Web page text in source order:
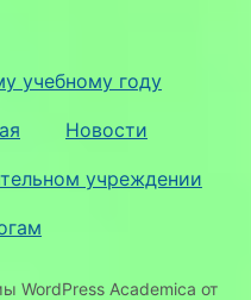
учебному году
Новости
учреждении
WordPress Academica от